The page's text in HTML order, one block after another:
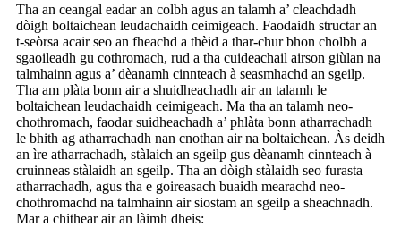
Tha an ceangal eadar an colbh agus an talamh a’ cleachdadh
dòigh boltaichean leudachaidh ceimigeach. Faodaidh structar an
t-seòrsa acair seo an fheachd a thèid a thar-chur bhon cholbh a
sgaoileadh gu cothromach, rud a tha cuideachail airson giùlan na
talmhainn agus a’ dèanamh cinnteach à seasmhachd an sgeilp.
Tha am plàta bonn air a shuidheachadh air an talamh le
boltaichean leudachaidh ceimigeach. Ma tha an talamh neo-
chothromach, faodar suidheachadh a’ phlàta bonn atharrachadh
le bhith ag atharrachadh nan cnothan air na boltaichean. Às deidh
an ìre atharrachadh, stàlaich an sgeilp gus dèanamh cinnteach à
cruinneas stàlaidh an sgeilp. Tha an dòigh stàlaidh seo furasta
atharrachadh, agus tha e goireasach buaidh mearachd neo-
chothromachd na talmhainn air siostam an sgeilp a sheachnadh.
Mar a chithear air an làimh dheis: